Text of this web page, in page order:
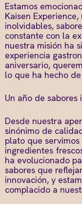
Estamos
Kaisen
inolvidables,
constante con la
nuestra misión ha
experiencia
aniversario,
lo que ha hecho
Un año de sabores
Desde nuestra
sinónimo de
plato que
ingredientes
ha evolucionado
sabores que
innovación, y
complacido a